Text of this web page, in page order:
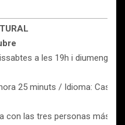
a les 19h i diumenges
25 minuts / Idioma:
con las tres personas más